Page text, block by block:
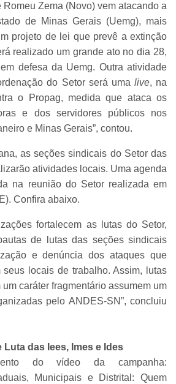
Romeu Zema (Novo) vem atacando a
de Minas Gerais (Uemg), mais
projeto de lei que prevê a extinção
realizado um grande ato no dia 28,
defesa da Uemg. Outra atividade
do Setor será uma live, na
o Propag, medida que ataca os
e dos servidores públicos nos
e Minas Gerais”, contou.
as seções sindicais do Setor das
atividades locais. Uma agenda
na reunião do Setor realizada em
Confira abaixo.
fortalecem as lutas do Setor,
de lutas das seções sindicais
e denúncia dos ataques que
seus locais de trabalho. Assim, lutas
caráter fragmentário assumem um
pelo ANDES-SN”, concluiu
Luta das Iees, Imes e Ides
do vídeo da campanha:
Municipais e Distrital: Quem